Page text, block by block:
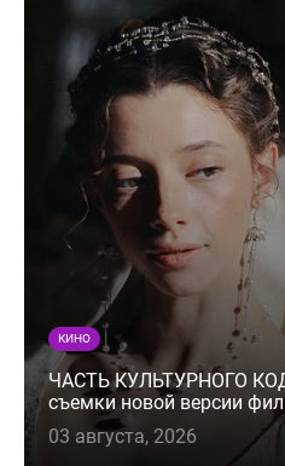
КИНО
ЧАСТЬ КУЛЬТУРНОГО
съемки новой версии
03 августа, 2026